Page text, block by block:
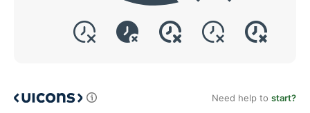
Need help to start?